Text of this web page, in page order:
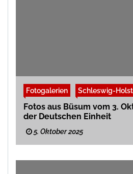
Fotogalerien Schleswig-
Fotos aus Büsum vom 3.
der Deutschen Einheit
5. Oktober 2025